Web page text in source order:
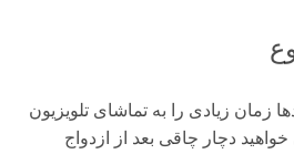
زمان زیادی را به تماشای تلویزیون
دچار چاقی بعد از ازدواج